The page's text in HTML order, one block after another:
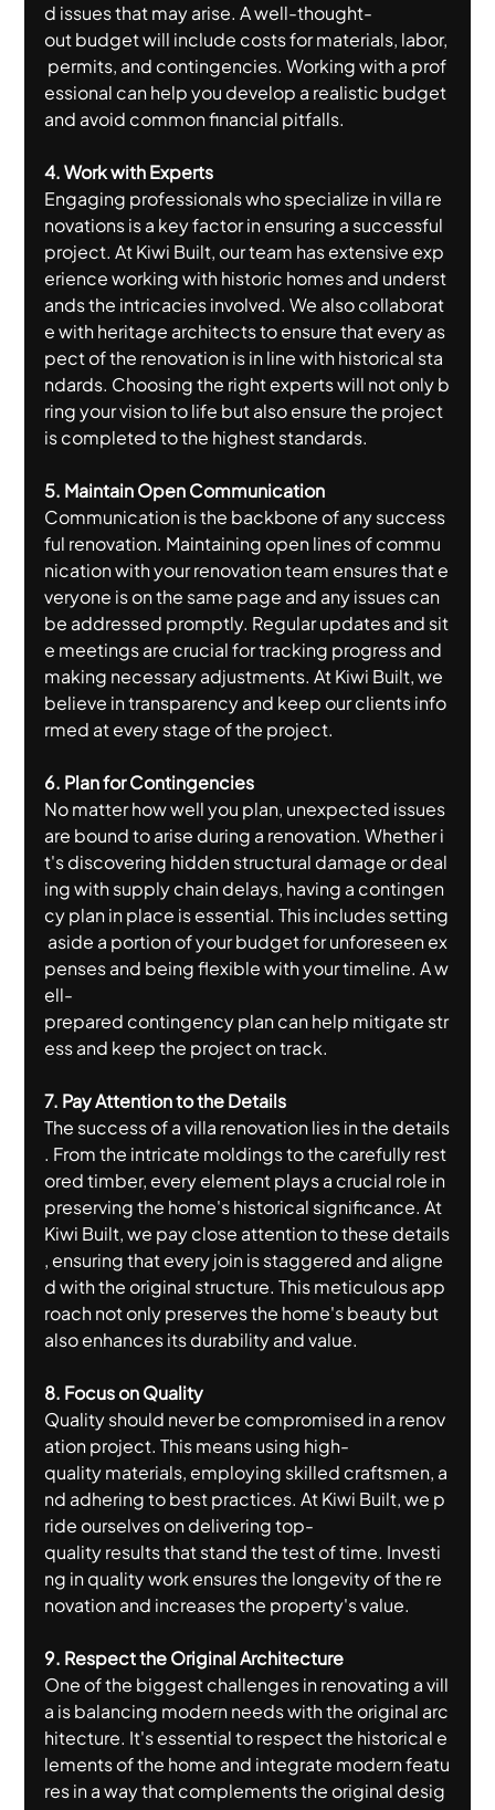
d issues that may arise. A well-thought-
out budget will include costs for materials, labor,
permits, and contingencies. Working with a prof
essional can help you develop a realistic budget
and avoid common financial pitfalls.
4. Work with Experts
Engaging professionals who specialize in villa re
novations is a key factor in ensuring a successful
project. At Kiwi Built, our team has extensive exp
erience working with historic homes and underst
ands the intricacies involved. We also collaborat
e with heritage architects to ensure that every as
pect of the renovation is in line with historical sta
ndards. Choosing the right experts will not only b
ring your vision to life but also ensure the project
is completed to the highest standards.
5. Maintain Open Communication
Communication is the backbone of any success
ful renovation. Maintaining open lines of commu
nication with your renovation team ensures that e
veryone is on the same page and any issues can
be addressed promptly. Regular updates and sit
e meetings are crucial for tracking progress and
making necessary adjustments. At Kiwi Built, we
believe in transparency and keep our clients info
rmed at every stage of the project.
6. Plan for Contingencies
No matter how well you plan, unexpected issues
are bound to arise during a renovation. Whether i
t's discovering hidden structural damage or deal
ing with supply chain delays, having a contingen
cy plan in place is essential. This includes setting
aside a portion of your budget for unforeseen ex
penses and being flexible with your timeline. A w
ell-
prepared contingency plan can help mitigate str
ess and keep the project on track.
7. Pay Attention to the Details
The success of a villa renovation lies in the details
. From the intricate moldings to the carefully rest
ored timber, every element plays a crucial role in
preserving the home's historical significance. At
Kiwi Built, we pay close attention to these details
, ensuring that every join is staggered and aligne
d with the original structure. This meticulous app
roach not only preserves the home's beauty but
also enhances its durability and value.
8. Focus on Quality
Quality should never be compromised in a renov
ation project. This means using high-
quality materials, employing skilled craftsmen, a
nd adhering to best practices. At Kiwi Built, we p
ride ourselves on delivering top-
quality results that stand the test of time. Investi
ng in quality work ensures the longevity of the re
novation and increases the property's value.
9. Respect the Original Architecture
One of the biggest challenges in renovating a vill
a is balancing modern needs with the original arc
hitecture. It's essential to respect the historical e
lements of the home and integrate modern featu
res in a way that complements the original desig